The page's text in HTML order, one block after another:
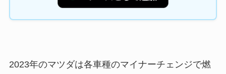
2023年のマツダは各車種のマイナーチェンジで燃